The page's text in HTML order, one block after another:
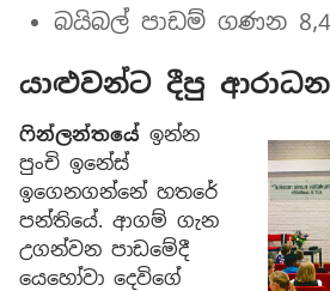
බයිබල් පාඩම් ගණන
යාළුවන්ට දීපු
ෆින්ලන්තයේ ඉන්න
පුංචි ඉනේස්
ඉගෙනගන්නේ හතරේ
පන්තියේ. ආගම් ගැන
උගන්වන පාඩමේදී
යෙහෝවා දෙවිගේ